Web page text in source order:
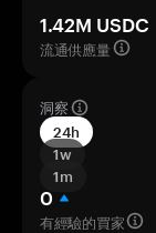
1.42M USDC
流通供應量
洞察
24h
1w
1m
0
有經驗的買家